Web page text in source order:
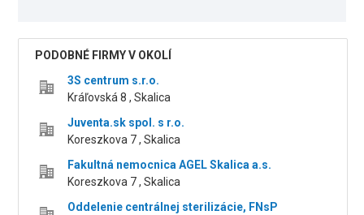
PODOBNÉ FIRMY V OKOLÍ
3S centrum s.r.o.
Kráľovská 8 , Skalica
Juventa.sk spol. s r.o.
Koreszkova 7 , Skalica
Fakultná nemocnica AGEL Skalica a.s.
Koreszkova 7 , Skalica
Oddelenie centrálnej sterilizácie, FNsP